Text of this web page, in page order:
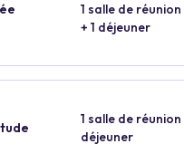
1 salle de
+ 1 déjeuner
1 salle de
déjeuner